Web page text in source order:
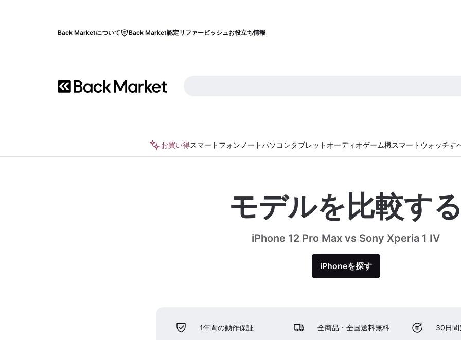
Back Marketについて Back Market認定リファービッシュお役立ち情報
お買い得スマートフォン ノートパソコンタブレット オーディオゲーム機スマートウォッチす
モデルを比較す
iPhone 12 Pro Max vs Sony Xperia 1 IV
iPhoneを探す
1年間の動作保証 全商品・全国送料無料 30日間